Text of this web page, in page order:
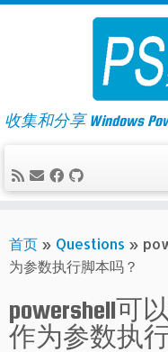
Skip
收集和分享 Windows
首页 » Questions »
为参数执行脚本吗？
powershell可
作为参数执